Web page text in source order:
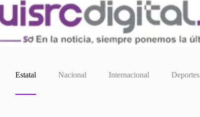
Estatal Nacional Internacional Deportes